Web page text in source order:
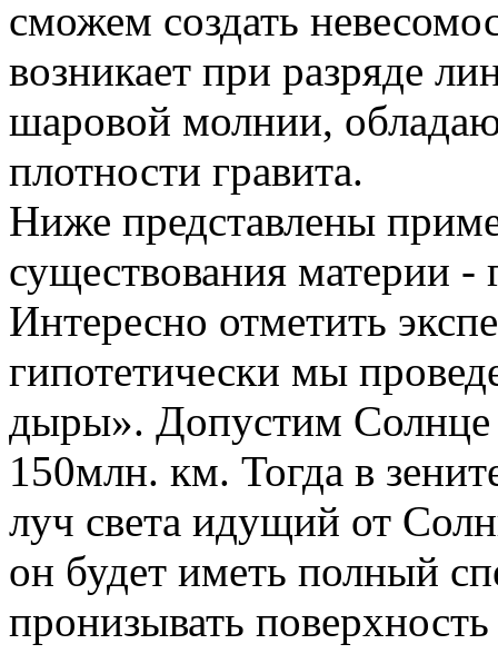
сможем создать
возникает при разряде
шаровой молнии,
плотности гравита.
Ниже представлены
существования материи -
Интересно отметить
гипотетически мы
дыры». Допустим Солнце
150млн. км. Тогда в
луч света идущий от
он будет иметь полный
пронизывать